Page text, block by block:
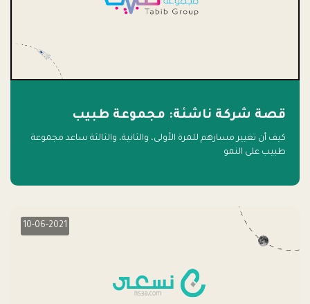
قصة شركة ناشئة: مجموعة طبيب
كيف أن تغيير مسارهم للمرة الأولى، والثانية، والثالثة ساعد مجموعة
طبيب على النمو
10-06-2021